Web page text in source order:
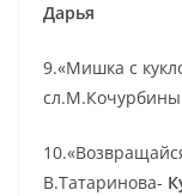
Дарья
9.«Мишка с
В.Татаринова-